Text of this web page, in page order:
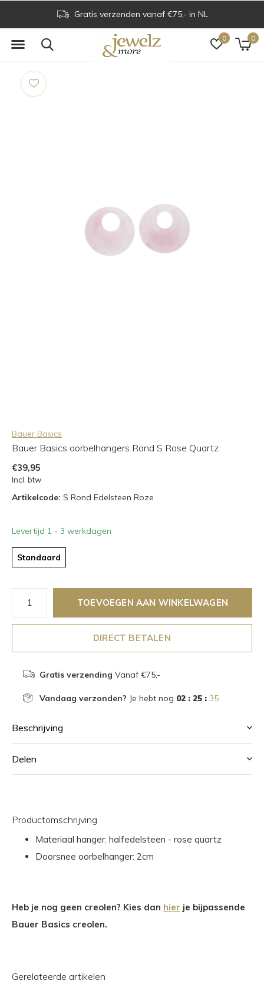
0 0
Gratis verzenden vanaf €75,- in NL
Bauer Basics
Bauer Basics oorbelhangers Rond S Rose Quartz
€39,95
Incl. btw
Artikelcode: S Rond Edelsteen Roze
Levertijd 1 - 3 werkdagen
Standaard
TOEVOEGEN AAN WINKELWAGEN
DIRECT BETALEN
Gratis verzending Vanaf €75,-
Vandaag verzonden? Je hebt nog 02 : 25 : 35
Beschrijving
Delen
Productomschrijving
Materiaal hanger: halfedelsteen - rose quartz
Doorsnee oorbelhanger: 2cm
Heb je nog geen creolen? Kies dan hier je bijpassende
Bauer Basics creolen.
Gerelateerde artikelen